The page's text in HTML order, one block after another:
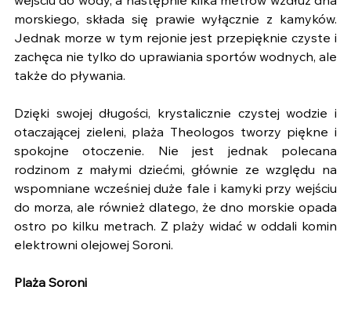
morskiego, składa się prawie wyłącznie z kamyków.
Jednak morze w tym rejonie jest przepięknie czyste i
zachęca nie tylko do uprawiania sportów wodnych, ale
także do pływania.
Dzięki swojej długości, krystalicznie czystej wodzie i
otaczającej zieleni, plaża Theologos tworzy piękne i
spokojne otoczenie. Nie jest jednak polecana
rodzinom z małymi dziećmi, głównie ze względu na
wspomniane wcześniej duże fale i kamyki przy wejściu
do morza, ale również dlatego, że dno morskie opada
ostro po kilku metrach. Z plaży widać w oddali komin
elektrowni olejowej Soroni.
Plaża Soroni